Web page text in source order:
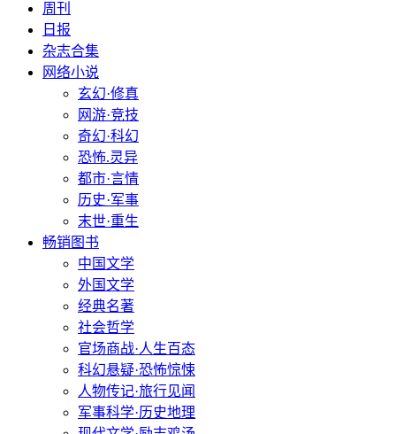
周刊
日报
杂志合集
网络小说
玄幻·修真
网游·竞技
奇幻·科幻
恐怖.灵异
都市·言情
历史·军事
末世·重生
畅销图书
中国文学
外国文学
经典名著
社会哲学
官场商战·人生百态
科幻悬疑·恐怖惊悚
人物传记·旅行见闻
军事科学·历史地理